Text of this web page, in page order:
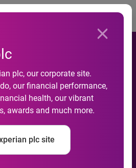
plc, our corporate site.
our financial performance,
health, our vibrant
awards and much more.
plc site
et
réseau de
aux
conseils
d’Experian